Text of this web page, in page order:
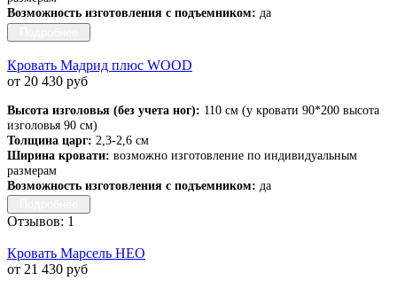
Возможность изготовления с подъемником: да
Кровать Мадрид плюс WOOD
от 20 430 руб
Высота изголовья (без учета ног): 110 см (у кровати 90*200 высота
изголовья 90 см)
Толщина царг: 2,3-2,6 см
Ширина кровати: возможно изготовление по индивидуальным
размерам
Возможность изготовления с подъемником: да
Отзывов: 1
Кровать Марсель НЕО
от 21 430 руб